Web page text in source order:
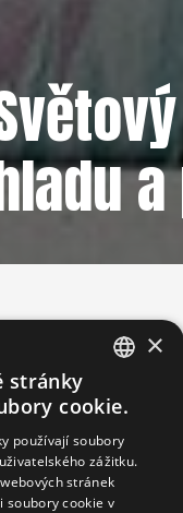
CZECH
×
stránky
cookie.
používají soubory
zážitku.
stránek
soubory cookie v